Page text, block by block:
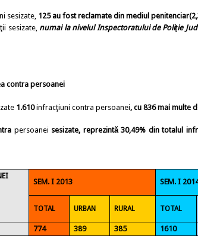
sesizate, 125 au fost reclamate din mediul
sesizate, numai la nivelul Inspectoratului de Poliţie
contra persoanei
1.610infracţiuni contra persoanei, cu 836 mai multe
persoanei sesizate, reprezintă 30,49% din totalul
SEM. I 2013 SEM. I
TOTAL URBAN RURAL TOTAL
774 389 385 1610